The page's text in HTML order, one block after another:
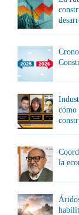
cómo
la